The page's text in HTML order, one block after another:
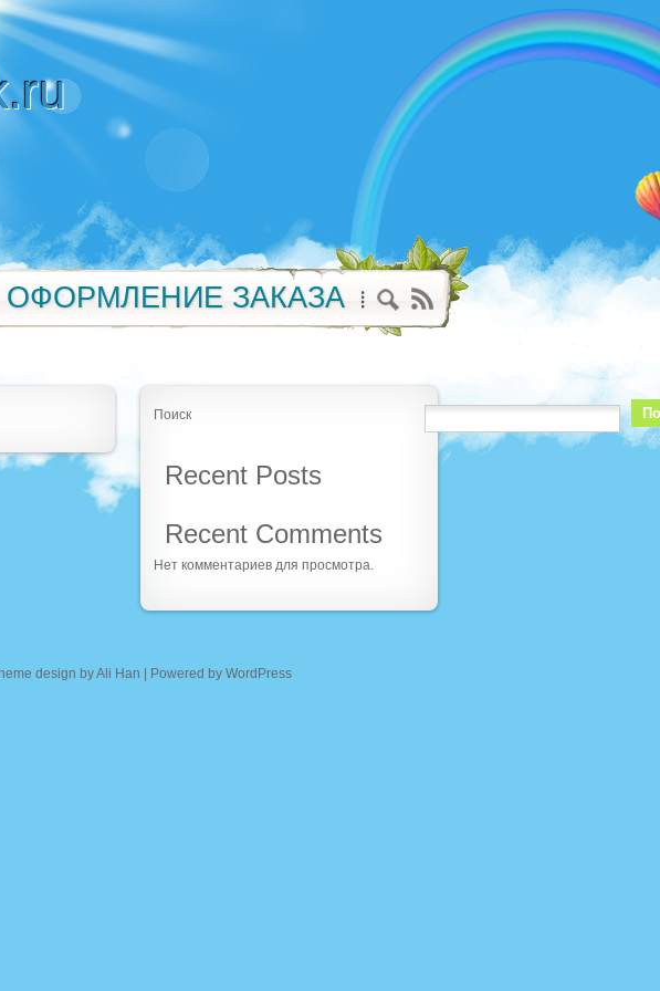
ОФОРМЛЕНИЕ ЗАКАЗА
Поиск
Recent Posts
Recent Comments
Нет комментариев для просмотра.
design byAli Han | Powered by WordPress